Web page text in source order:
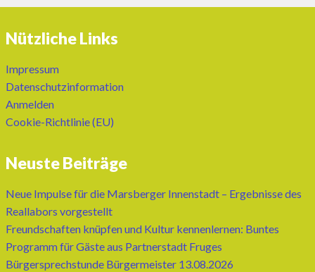
Nützliche Links
Impressum
Datenschutzinformation
Anmelden
Cookie-Richtlinie (EU)
Neuste Beiträge
Neue Impulse für die Marsberger Innenstadt – Ergebnisse des
Reallabors vorgestellt
Freundschaften knüpfen und Kultur kennenlernen: Buntes
Programm für Gäste aus Partnerstadt Fruges
Bürgersprechstunde Bürgermeister 13.08.2026